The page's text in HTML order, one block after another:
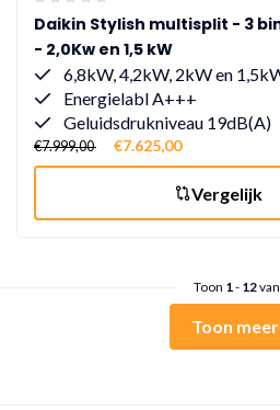
Daikin Stylish multisplit - 3
- 2,0Kw en 1,5 kW
6,8kW, 4,2kW, 2kW en
Energielabl A+++
Geluidsdrukniveau 19dB(A)
€7.999,00 €7.625,00
Vergelijk
Toon 1- 12
Toon meer